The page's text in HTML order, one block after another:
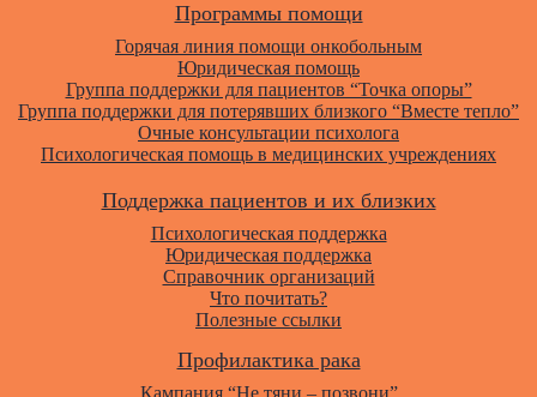
Программы помощи
Горячая линия помощи онкобольным
Юридическая помощь
Группа поддержки для пациентов “Точка опоры”
Группа поддержки для потерявших близкого “Вместе тепло”
Очные консультации психолога
Психологическая помощь в медицинских учреждениях
Поддержка пациентов и их близких
Психологическая поддержка
Юридическая поддержка
Справочник организаций
Что почитать?
Полезные ссылки
Профилактика рака